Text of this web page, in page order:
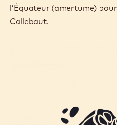
l’Équateur (amertume)
Callebaut.